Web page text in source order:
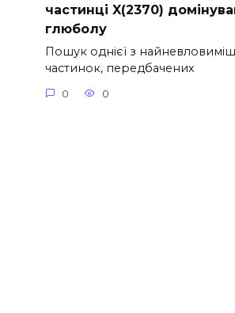
частинці X(2370)
глюболу
Пошук однієї з
частинок, передбачених
0 0